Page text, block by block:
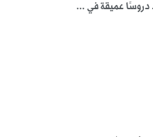
دروسًا عميقة في ...